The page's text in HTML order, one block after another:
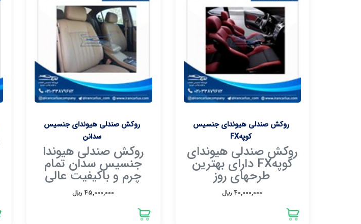
روکش صندلی هیوندای جنسیس
کوپهFX
روکش صندلی هیوندای
کوپهFX دارای بهترین
طرحهای روز
40,000,000 ريال
روکش صندلی هیوندای جنسیس
سدانن
روکش صندلی هیوندا
جنسیس سدان تمام
چرم و باکیفیت عالی
45,000,000 ريال